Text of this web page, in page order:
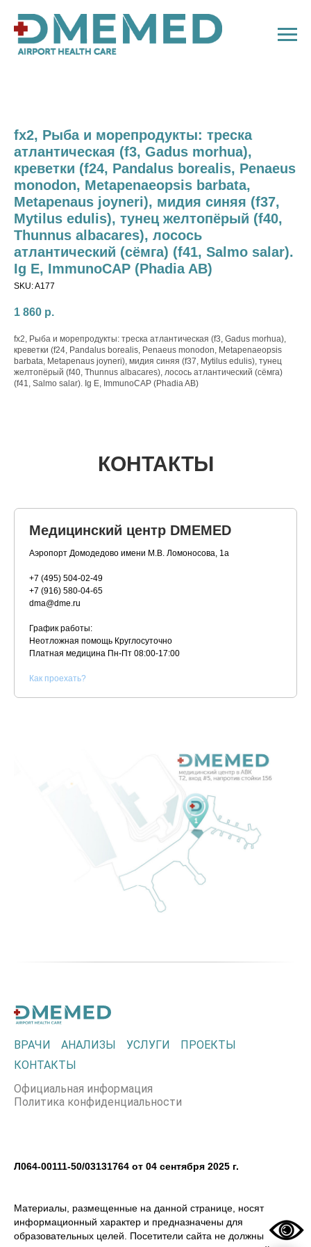
fx2, Рыба и морепродукты: треска
атлантическая (f3, Gadus morhua),
креветки (f24, Pandalus borealis, Penaeus
monodon, Metapenaeopsis barbata,
Metapenaus joyneri), мидия синяя (f37,
Mytilus edulis), тунец желтопёрый (f40,
Thunnus albacares), лосось
атлантический (сёмга) (f41, Salmo salar).
Ig E, ImmunoCAP (Phadia AB)
SKU:A177
1 860 р.
fx2, Рыба и морепродукты: треска атлантическая (f3, Gadus morhua),
креветки (f24, Pandalus borealis, Penaeus monodon, Metapenaeopsis
barbata, Metapenaus joyneri), мидия синяя (f37, Mytilus edulis), тунец
желтопёрый (f40, Thunnus albacares), лосось атлантический (сёмга)
(f41, Salmo salar). Ig E, ImmunoCAP (Phadia AB)
КОНТАКТЫ
Медицинский центр DMEMED
Аэропорт Домодедово имени М.В. Ломоносова, 1а
+7 (495) 504-02-49
+7 (916) 580-04-65
dma@dme.ru
График работы:
Неотложная помощь Круглосуточно
Платная медицина Пн-Пт 08:00-17:00
Как проехать?
ВРАЧИ АНАЛИЗЫ УСЛУГИ
ПРОЕКТЫ
КОНТАКТЫ
Официальная информация
Политика конфиденциальности
Л064-00111-50/03131764 от 04 сентября 2025 г.
Материалы, размещенные на данной странице, носят
информационный характер и предназначены для
образовательных целей. Посетители сайта не должны